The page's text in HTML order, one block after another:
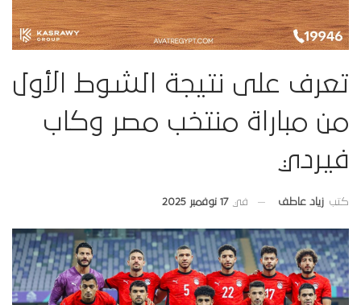
تعرف على نتيجة الشوط الأول
من مباراة منتخب مصر وكاب
فيردي
كتب زياد عاطف في 17 نوفمبر 2025